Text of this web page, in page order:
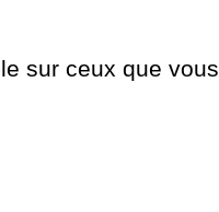
sur ceux que vous